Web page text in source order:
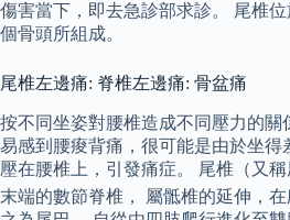
傷害當下，即去急診部求診。 尾椎
個骨頭所組成。
尾椎左邊痛: 脊椎左邊痛: 骨盆痛
按不同坐姿對腰椎造成不同壓力的
易感到腰痠背痛，很可能是由於坐
壓在腰椎上，引發痛症。 尾椎（又
末端的數節脊椎， 屬骶椎的延伸，